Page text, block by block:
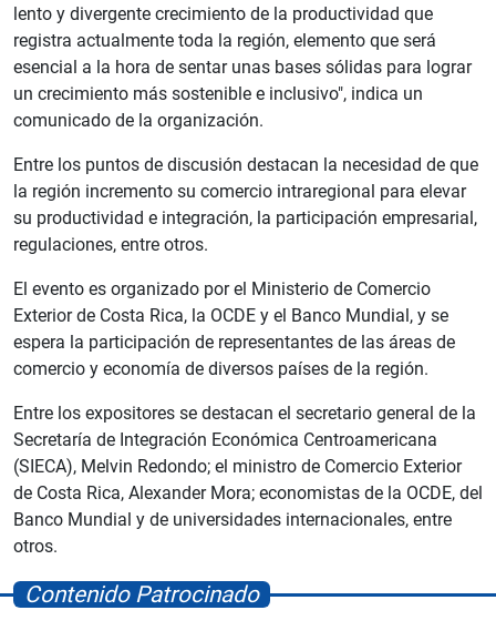
lento y divergente crecimiento de la productividad que
registra actualmente toda la región, elemento que será
esencial a la hora de sentar unas bases sólidas para lograr
un crecimiento más sostenible e inclusivo", indica un
comunicado de la organización.
Entre los puntos de discusión destacan la necesidad de que
la región incremento su comercio intraregional para elevar
su productividad e integración, la participación empresarial,
regulaciones, entre otros.
El evento es organizado por el Ministerio de Comercio
Exterior de Costa Rica, la OCDE y el Banco Mundial, y se
espera la participación de representantes de las áreas de
comercio y economía de diversos países de la región.
Entre los expositores se destacan el secretario general de la
Secretaría de Integración Económica Centroamericana
(SIECA), Melvin Redondo; el ministro de Comercio Exterior
de Costa Rica, Alexander Mora; economistas de la OCDE, del
Banco Mundial y de universidades internacionales, entre
otros.
Contenido Patrocinado